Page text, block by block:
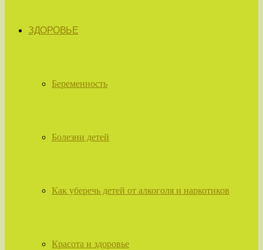
ЗДОРОВЬЕ
Беременность
Болезни детей
Как уберечь детей от алкоголя и наркотиков
Красота и здоровье